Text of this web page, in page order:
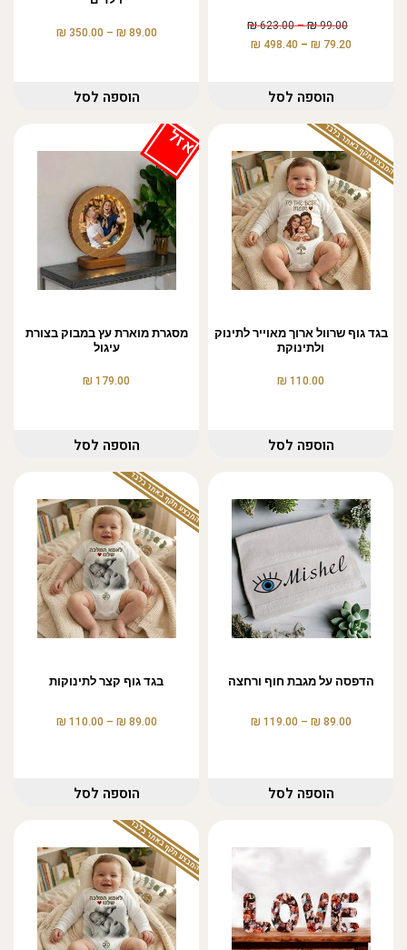
99.00
₪
–
623.00
₪
79.20
₪
–
498.40
₪
הוספה לסל
89.00
₪
–
350.00
₪
הוספה לסל
המבצע תקף באתר בלבד
בגד גוף שרוול ארוך מאוייר לתינוק
ולתינוקת
110.00
₪
הוספה לסל
אזל
מסגרת מוארת עץ במבוק בצורת
עיגול
179.00
₪
הוספה לסל
הדפסה על מגבת חוף ורחצה
89.00
₪
–
119.00
₪
הוספה לסל
המבצע תקף באתר בלבד
בגד גוף קצר לתינוקות
89.00
₪
–
110.00
₪
הוספה לסל
המבצע תקף באתר בלבד